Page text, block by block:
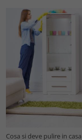
Cosa si deve pulire in